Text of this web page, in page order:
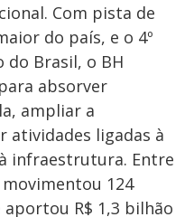
Com pista de
do país, e o 4º
Brasil, o BH
absorver
ampliar a
atividades ligadas à
infraestrutura. Entre
124
R$ 1,3 bilhão